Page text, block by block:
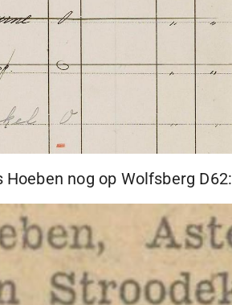
nog op Wolfsberg D62: